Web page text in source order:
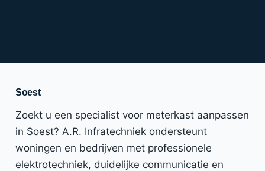
Soest
Zoekt u een specialist voor meterkast aanpassen
in Soest? A.R. Infratechniek ondersteunt
woningen en bedrijven met professionele
elektrotechniek, duidelijke communicatie en